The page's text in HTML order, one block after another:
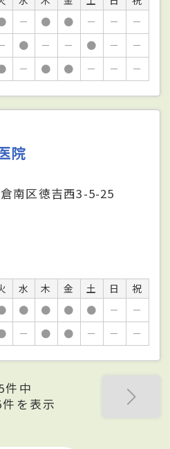
－ ● ● － －
－
● － － ● －
－
－ ● ● － － －
院
南区徳吉西3-5-25
水 木 金 土 日
祝
● ● ● ● －
－
－ ● ● － － －
件中
を表示